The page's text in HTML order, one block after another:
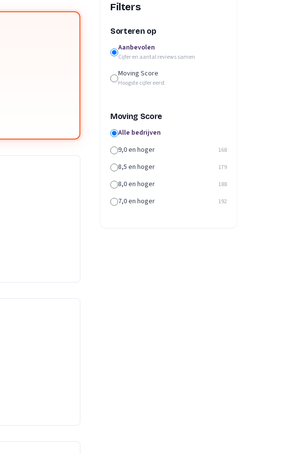
Filters
Sorteren op
Aanbevolen
Cijfer en aantal reviews samen
Moving Score
Hoogste cijfer eerst
Moving Score
Alle bedrijven
9,0 en hoger
168
8,5 en hoger 179
8,0 en hoger 188
7,0 en hoger 192